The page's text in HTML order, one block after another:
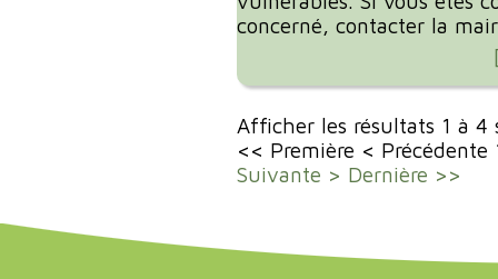
concerné, contacter la
Afficher les résultats 1 à
<< Première < Précédente
Suivante > Dernière >>